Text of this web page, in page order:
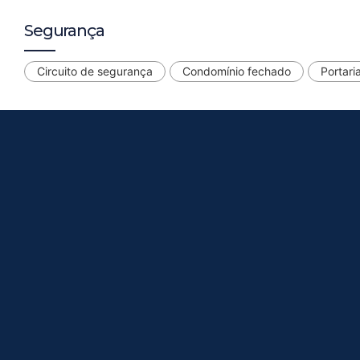
Segurança
Circuito de segurança Condomínio fechado